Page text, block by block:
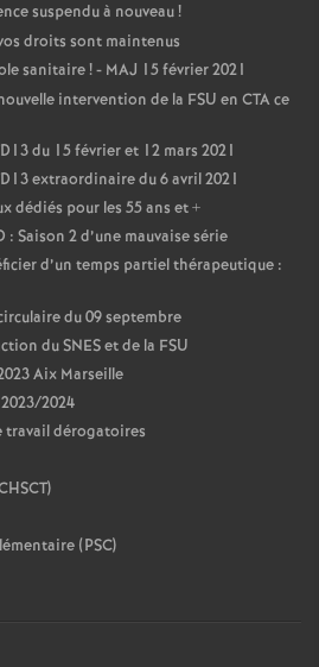
suspendu à nouveau!
droits sont maintenus
sanitaire! - MAJ 15 février 2021
intervention de la FSU en CTA ce
du 15 février et 12 mars 2021
extraordinaire du 6 avril 2021
dédiés pour les 55 ans et +
: Saison 2 d’une mauvaise série
d’un temps partiel thérapeutique :
du 09 septembre
du SNES et de la FSU
Aix Marseille
2024
travail dérogatoires
(PSC)